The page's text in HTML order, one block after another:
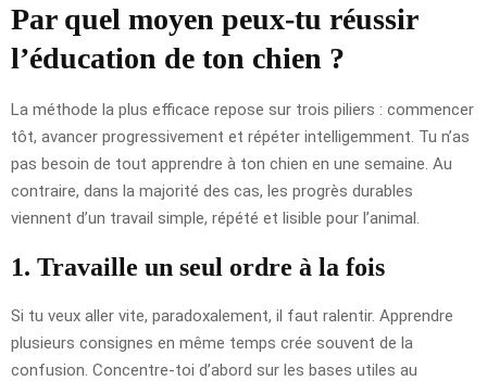
Par quel moyen peux-tu réussir
l’éducation de ton chien ?
La méthode la plus efficace repose sur trois piliers : commencer
tôt, avancer progressivement et répéter intelligemment. Tu n’as
pas besoin de tout apprendre à ton chien en une semaine. Au
contraire, dans la majorité des cas, les progrès durables
viennent d’un travail simple, répété et lisible pour l’animal.
1. Travaille un seul ordre à la fois
Si tu veux aller vite, paradoxalement, il faut ralentir. Apprendre
plusieurs consignes en même temps crée souvent de la
confusion. Concentre-toi d’abord sur les bases utiles au